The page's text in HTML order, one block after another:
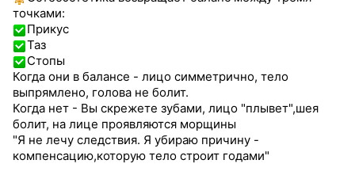
точками:
Прикус
Таз
Стопы
Когда они в балансе - лицо симметрично, тело
выпрямлено, голова не болит.
Когда нет - Вы скрежете зубами, лицо "плывет",шея
болит, на лице проявляются морщины
"Я не лечу следствия. Я убираю причину -
компенсацию,которую тело строит годами"